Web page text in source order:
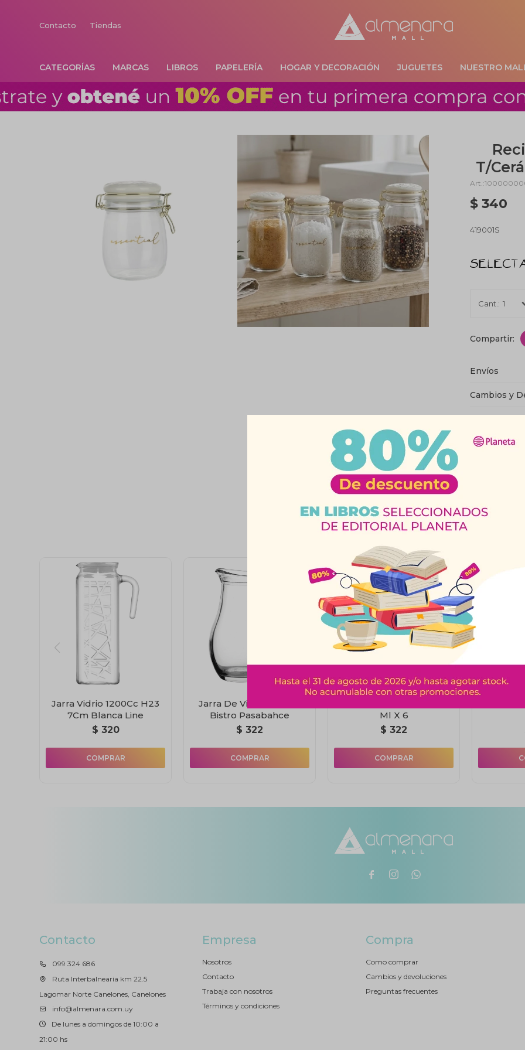
CATEGORÍAS MARCAS LIBROS PAPELERÍA HOGAR Y DECORACIÓN JUGUETES NUESTRO
Contacto Tiendas
T/
$ 340
419001S
1
Envíos
Cambios y
Medios de
Productos que te pueden interesar
Jarra Vidrio 1200Cc H23
7Cm Blanca Line
$ 320
Jarra De Vidrio 1000Cc
Bistro Pasabahce
$ 322
Ml X 6
$ 322
  
Contacto
099 324 686
Ruta Interbalnearia km 22.5
Lagomar Norte Canelones, Canelones
info@almenara.com.uy
De lunes a domingos de 10:00 a
21:00 hs
Empresa
Nosotros
Contacto
Trabaja con nosotros
Términos y condiciones
Compra
Como comprar
Cambios y devoluciones
Preguntas frecuentes